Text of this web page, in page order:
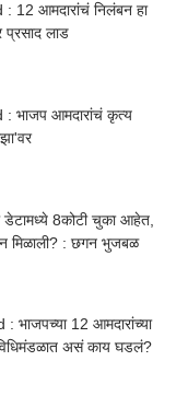
12 आमदारांचं निलंबन हा
प्रसाद लाड
भाजप आमदारांचं कृत्य
8कोटी चुका आहेत,
मिळाली? : छगन भुजबळ
12 आमदारांच्या
असं काय घडलं?